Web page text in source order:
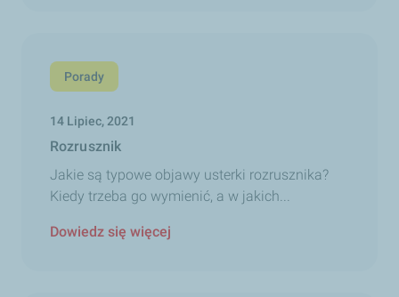
Porady
14 Lipiec, 2021
Rozrusznik
Jakie są typowe objawy usterki rozrusznika?
Kiedy trzeba go wymienić, a w jakich...
Dowiedz się więcej